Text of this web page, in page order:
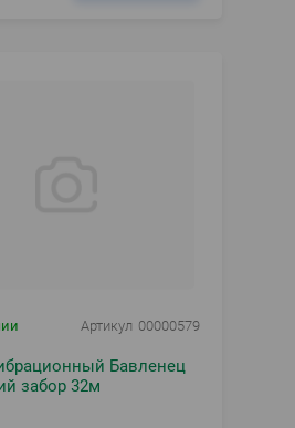
Артикул 00000579
Бавленец
забор 32м